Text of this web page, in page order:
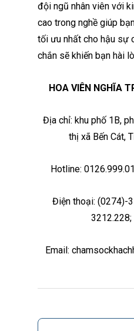
đội ngũ nhân viên với
cao trong nghề giúp
tối ưu nhất cho hậu sự
chắn sẽ khiến bạn hài
HOA VIÊN NGHĨA
Địa chỉ: khu phố 1B,
thị xã Bến Cát,
Hotline:
Điện thoại: (0274)-
Email: